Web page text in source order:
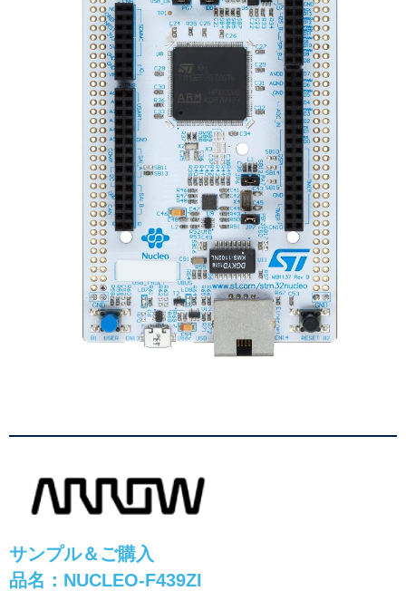
サンプル＆ご購入
品名：NUCLEO-F439ZI